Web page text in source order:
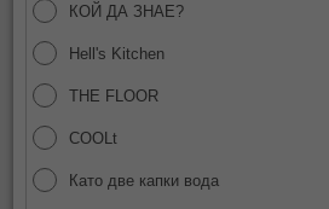
КОЙ ДА ЗНАЕ?
Hell's Kitchen
THE FLOOR
COOLt
Като две капки вода